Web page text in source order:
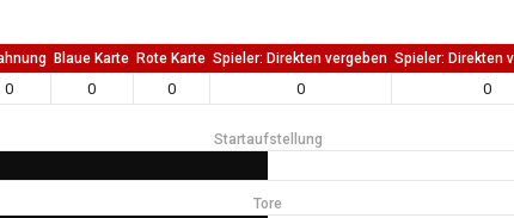
Blaue Karte Rote Karte Spieler: Direkten vergeben Spieler: Direkten
0 0 0 0 0
Startaufstellung
Tore